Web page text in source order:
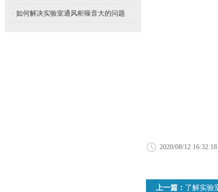
· 如何解决实验室通风柜噪音大的问题
2020/08/12 16:32:18
上一篇： 了解实验